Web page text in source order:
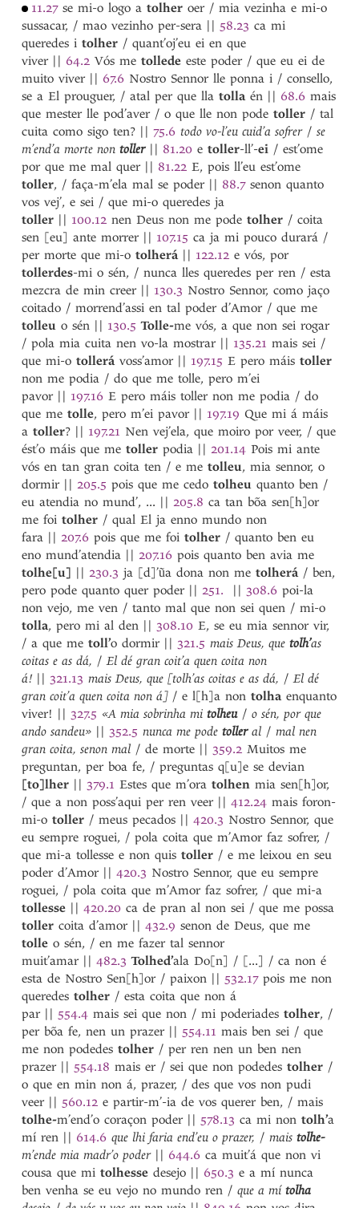
tanger
tanto 1
tanto 2
tapar
tapone
tardada
tardada
tardado
tardar
tardar
tarde
tardi
Tareija Lopiz
Tarraçona
Tartaros
tavão
taverna
tavlado
tavolado
te
tecedor
tecer
teer
tẽer
teito
Tel’[Afonso]
Teles
Telha
telhado
telhar
Telo
temer
temperar
tempo
temporãa
temporão
tempreira
tempreiro
temuda
temudo
tençon
tenda
tendeira
tenreira
tenreiro
tentar
tercer
terçon
terra
tesouro
testa
testado
teta
teu
teuda
teudo
ti
ti
ti
tia
tigo
tinger
tinhosa
tinhoso
Tinhoso
tinta
tio
tirar
11.27se mi-o logo atolher oer / mia vezinha e mi-o
sussacar, / mao vezinho per-sera || 58.23 ca mi
queredes itolher / quant’oj’eu ei en que
viver || 64.2 Vós metollede este poder / que eu ei de
muito viver || 67.6 Nostro Sennor lle ponna i / consello,
se a El prouguer, / atal per que llatollaén || 68.6 mais
que mester lle pod’aver / o que lle non podetoller / tal
cuita como sigo ten? || 75.6 todo vo-l’eu cuid’a sofrer/se
m’end’a morte nontoller || 81.20 etoller-ll’-ei / est’ome
por que me mal quer || 81.22 E, pois ll’eu est’ome
toller, / faça-m’ela mal se poder || 88.7senon quanto
vos vej’, e sei / que mi-o queredes ja
toller || 100.12 nen Deus non me podetolher / coita
sen [eu] ante morrer || 107.15 ca ja mi pouco durará /
per morte que mi-otolherá || 122.12 e vós, por
tollerdes-mi o sén, / nunca lles queredes per ren / esta
mezcra de min creer || 130.3 Nostro Sennor, como jaço
coitado / morrend’assi en tal poder d’Amor / que me
tolleu o sén || 130.5 Tolle-me vós, a que non sei rogar
/ pola mia cuita nen vo-la mostrar || 135.21 mais sei /
que mi-otollerávoss’amor || 197.15 E pero máistoller
non me podia / do que me tolle, pero m’ei
pavor || 197.16 E pero máis toller non me podia / do
que metolle, pero m’ei pavor || 197.19 Que mi á máis
atoller? || 197.21 Nen vej’ela, que moiro por veer, / que
ést’o máis que metoller podia || 201.14 Pois mi ante
vós en tan gran coita ten / e metolleu, mia sennor, o
dormir || 205.5 pois que me cedotolheu quanto ben /
eu atendia no mund’, ... || 205.8 ca tan bõa sen[h]or
me foitolher / qual El ja enno mundo non
fara || 207.6 pois que me foitolher / quanto ben eu
eno mund’atendia || 207.16 pois quanto ben avia me
tolhe[u] || 230.3 ja [d]’ũa dona non metolherá/ ben,
pero pode quanto quer poder || 251. || 308.6 poi-la
non vejo, me ven / tanto mal que non sei quen / mi-o
tolla, pero mi al den || 308.10 E, se eu mia sennor vir,
/ a que metoll’o dormir || 321.5 mais Deus, quetolh’as
coitas e as dá, /El dé gran coit’a quen coita non
á! || 321.13 mais Deus, que [tolh’as coitas e as dá, /El dé
gran coit’a quen coita non á]/ e l[h]a nontolhaenquanto
viver! || 327.5 «A mia sobrinha mitolheu/o sén, por que
ando sandeu» || 352.5 nunca me podetolleral /mal nen
gran coita, senon mal / de morte || 359.2 Muitos me
preguntan, per boa fe, / preguntas q[u]e se devian
[to]lher || 379.1 Estes que m’oratolhen mia sen[h]or,
/ que a non poss’aqui per ren veer || 412.24 mais foron-
mi-otoller / meus pecados || 420.3 Nostro Sennor, que
eu sempre roguei, / pola coita que m’Amor faz sofrer, /
que mi-a tollesse e non quistoller / e me leixou en seu
poder d’Amor || 420.3 Nostro Sennor, que eu sempre
roguei, / pola coita que m’Amor faz sofrer, / que mi-a
tollesse || 420.20 ca de pran al non sei / que me possa
toller coita d’amor || 432.9 senon de Deus, que me
tolle o sén, / en me fazer tal sennor
muit’amar || 482.3 Tolhed’ala Do[n] / [...] / ca non é
esta de Nostro Sen[h]or / paixon || 532.17pois me non
queredestolher / esta coita que non á
par || 554.4 mais sei que non / mi poderiadestolher, /
per bõa fe, nen un prazer || 554.11 mais ben sei / que
me non podedestolher / per ren nen un ben nen
prazer || 554.18 mais er / sei que non podedestolher /
o que en min non á, prazer, / des que vos non pudi
veer || 560.12 e partir-m’-ia de vos querer ben, / mais
tolhe-m’end’o coraçon poder || 578.13 ca mi nontolh’a
mí ren || 614.6 que lhi faria end’eu o prazer, /maistolhe-
m’ende mia madr’o poder || 644.6 ca muit’á que non vi
cousa que mitolhesse desejo || 650.3 e a mí nunca
ben venha se eu vejo no mundo ren /que a mítolha